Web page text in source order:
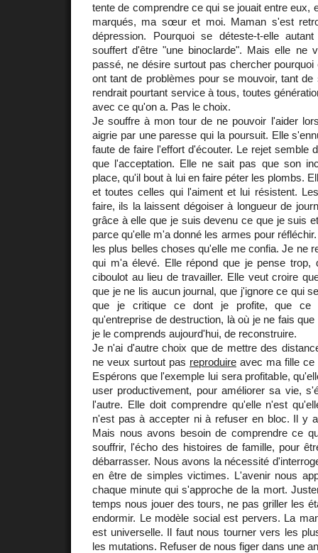
tente de comprendre ce qui se jouait entre eux,
marqués, ma sœur et moi. Maman s'est
dépression. Pourquoi se déteste-t-elle
souffert d'être "une binoclarde". Mais elle ne
passé, ne désire surtout pas chercher
ont tant de problèmes pour se mouvoir, tant de
rendrait pourtant service à tous, toutes
avec ce qu'on a. Pas le choix.
Je souffre à mon tour de ne pouvoir l'aider
aigrie par une paresse qui la poursuit. Elle
faute de faire l'effort d'écouter. Le rejet semble
que l'acceptation. Elle ne sait pas que son
place, qu'il bout à lui en faire péter les plombs.
et toutes celles qui l'aiment et lui résistent.
faire, ils la laissent dégoiser à longueur de
grâce à elle que je suis devenu ce que je suis
parce qu'elle m'a donné les armes pour
les plus belles choses qu'elle me confia. Je ne
qui m'a élevé. Elle répond que je pense trop,
ciboulot au lieu de travailler. Elle veut croire
que je ne lis aucun journal, que j'ignore ce qui
que je critique ce dont je profite, que ce
qu'entreprise de destruction, là où je ne fais
je le comprends aujourd'hui, de reconstruire.
Je n'ai d'autre choix que de mettre des
ne veux surtout pas reproduire avec ma fille ce
Espérons que l'exemple lui sera profitable,
user productivement, pour améliorer sa vie,
l'autre. Elle doit comprendre qu'elle n'est
n'est pas à accepter ni à refuser en bloc. Il y
Mais nous avons besoin de comprendre ce
souffrir, l'écho des histoires de famille, pour
débarrasser. Nous avons la nécessité
en être de simples victimes. L'avenir nous
chaque minute qui s'approche de la mort.
temps nous jouer des tours, ne pas griller les
endormir. Le modèle social est pervers. La
est universelle. Il faut nous tourner vers les
les mutations. Refuser de nous figer dans une